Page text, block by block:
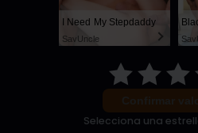
I Need My Stepdaddy
SayUncle
Selecciona una